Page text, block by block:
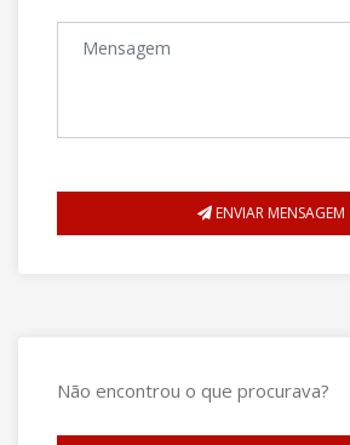
ENVIAR MENSAGEM
Não encontrou o que procurava?